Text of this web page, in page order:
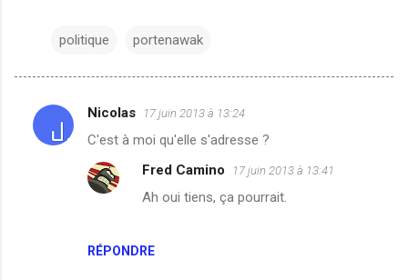
politique portenawak
C
o
Nicolas 17 juin 2013 à 13:24
C'est à moi qu'elle s'adresse ?
RÉPONDRE
Fred Camino 17 juin 2013 à 13:41
Ah oui tiens, ça pourrait.